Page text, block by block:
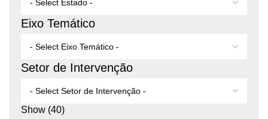
Eixo Temático
Setor de Intervenção
Show (40)